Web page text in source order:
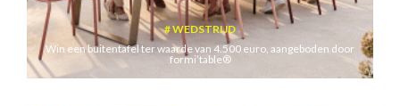
WEDSTRIJD
Win een buitentafel ter waarde van 4.500 euro, aangeboden door
formi’table®